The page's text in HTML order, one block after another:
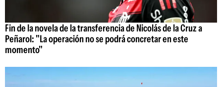
Fin de la novela de la transferencia de Nicolás de la Cruz a
Peñarol: "La operación no se podrá concretar en este
momento"